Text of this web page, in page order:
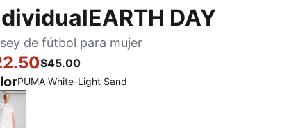
DAY
de fútbol para mujer
$45.00
PUMA White-Light Sand
PUMA White-Light Sand